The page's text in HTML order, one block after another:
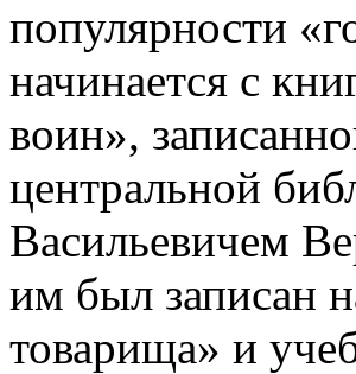
популярности
начинается с
воин»,
центральной
Васильевичем
им был записан
товарища» и